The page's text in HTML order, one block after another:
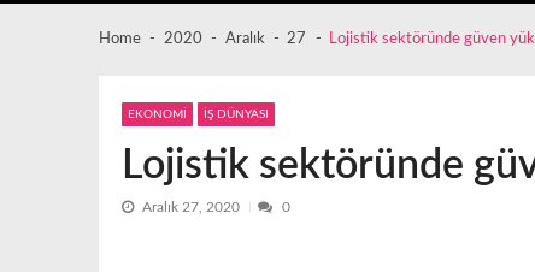
Home 2020 Aralık 27 Lojistik sektöründe güven
EKONOMİ İŞ DÜNYASI
Lojistik sektöründe
Aralık 27, 2020 0